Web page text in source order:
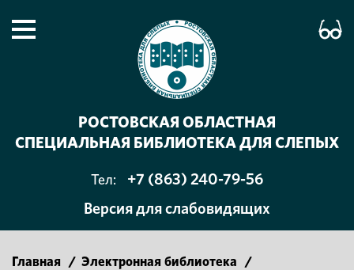
РОСТОВСКАЯ ОБЛАСТНАЯ
СПЕЦИАЛЬНАЯ БИБЛИОТЕКА ДЛЯ СЛЕПЫХ
Тел:
+7 (863) 240-79-56
Версия для слабовидящих
Главная / Электронная библиотека
/